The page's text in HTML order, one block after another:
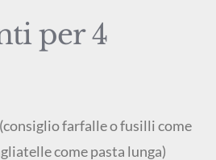
per 4
farfalle o fusilli come
come pasta lunga)